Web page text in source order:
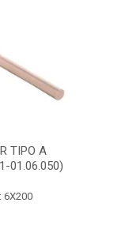
TIPO A
01.06.050)
6X200